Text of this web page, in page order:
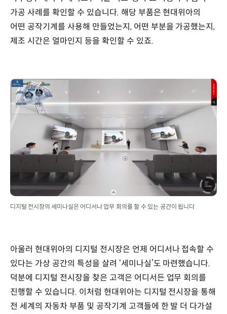
가공 사례를 확인할 수 있습니다. 해당 부품은 현대위아의
어떤 공작기계를 사용해 만들었는지, 어떤 부분을 가공했는지,
제조 시간은 얼마인지 등을 확인할 수 있죠.
디지털 전시장의 세미나실은 어디서나 업무 회의를 할 수 있는 공간이 됩니다
아울러 현대위아의 디지털 전시장은 언제 어디서나 접속할 수
있다는 가상 공간의 특성을 살려 ‘세미나실’도 마련했습니다.
덕분에 디지털 전시장을 찾은 고객은 어디서든 업무 회의를
진행할 수 있습니다. 이처럼 현대위아는 디지털 전시장을 통해
전 세계의 자동차 부품 및 공작기계 고객들에 한 발 더 다가설